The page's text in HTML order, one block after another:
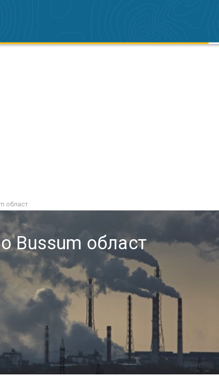
област
Bussum област